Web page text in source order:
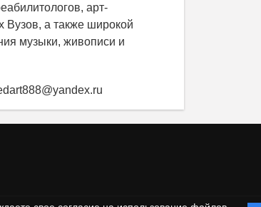
арт-
Вузов, а также широкой
музыки, живописи и